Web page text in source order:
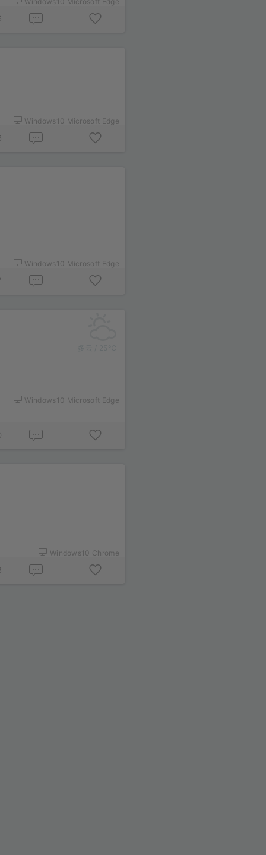
Windows10 Microsoft Edge
Windows10 Microsoft Edge
Windows10 Microsoft Edge
Windows10 Chrome